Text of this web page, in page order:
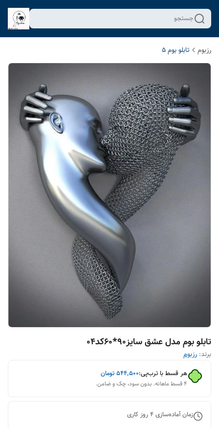
جستجو
رزبوم تابلو بوم 5
تابلو بوم مدل عشق سایز90*60کد04
برند: رزبوم
هر قسط با ترب‌پی:۵۴۴٬۵۰۰تومان
۴ قسط ماهانه. بدون سود، چک و ضامن.
زمان آماده‌سازی4روز کاری